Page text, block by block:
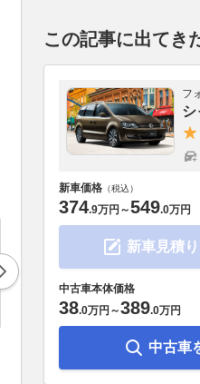
新型「キックス」好調です！
発売から1か月で受注1万台突
この記事に出てき
フ
シ
新車価格 （税込）
374.9万円 ～549.0万円
新車見積
中古車本体価格
38.0万円 ～389.0万円
中古車